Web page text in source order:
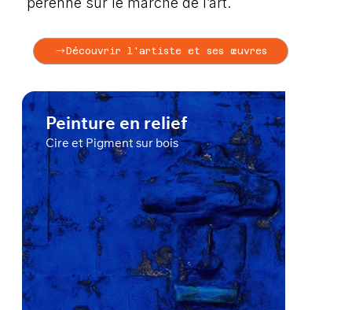
Découvrir l'artiste et ses œuvres
Peinture en relief
Cire et Pigment sur bois